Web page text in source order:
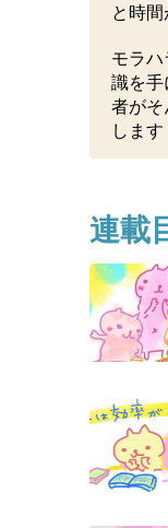
と時
モラ
識を
者が
します
連載